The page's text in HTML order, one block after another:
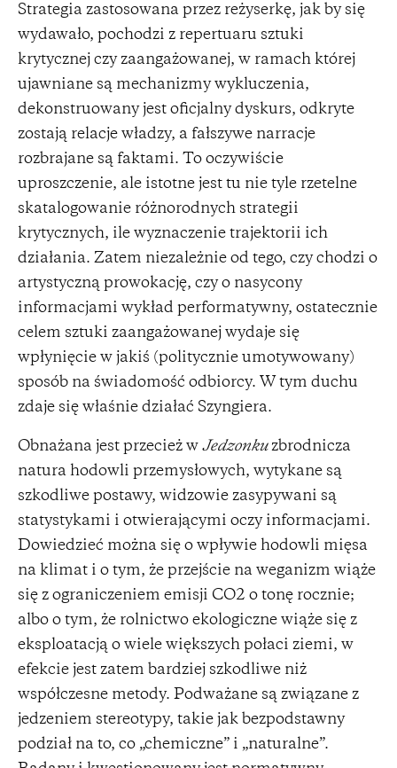
Strategia zastosowana przez reżyserkę, jak by się
wydawało, pochodzi z repertuaru sztuki
krytycznej czy zaangażowanej, w ramach której
ujawniane są mechanizmy wykluczenia,
dekonstruowany jest oficjalny dyskurs, odkryte
zostają relacje władzy, a fałszywe narracje
rozbrajane są faktami. To oczywiście
uproszczenie, ale istotne jest tu nie tyle rzetelne
skatalogowanie różnorodnych strategii
krytycznych, ile wyznaczenie trajektorii ich
działania. Zatem niezależnie od tego, czy chodzi o
artystyczną prowokację, czy o nasycony
informacjami wykład performatywny, ostatecznie
celem sztuki zaangażowanej wydaje się
wpłynięcie w jakiś (politycznie umotywowany)
sposób na świadomość odbiorcy. W tym duchu
zdaje się właśnie działać Szyngiera.
Obnażana jest przecież w Jedzonkuzbrodnicza
natura hodowli przemysłowych, wytykane są
szkodliwe postawy, widzowie zasypywani są
statystykami i otwierającymi oczy informacjami.
Dowiedzieć można się o wpływie hodowli mięsa
na klimat i o tym, że przejście na weganizm wiąże
się z ograniczeniem emisji CO2 o tonę rocznie;
albo o tym, że rolnictwo ekologiczne wiąże się z
eksploatacją o wiele większych połaci ziemi, w
efekcie jest zatem bardziej szkodliwe niż
współczesne metody. Podważane są związane z
jedzeniem stereotypy, takie jak bezpodstawny
podział na to, co „chemiczne” i „naturalne”.